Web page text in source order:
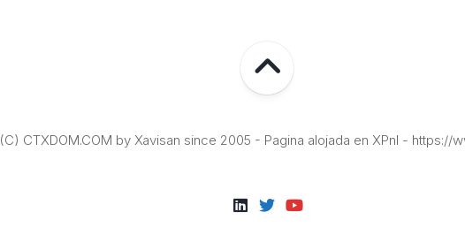
(C) CTXDOM.COM by Xavisan since 2005 - Pagina alojada en XPnI - https://